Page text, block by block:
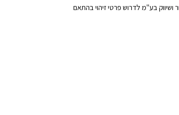
בע"מ לדרוש פרטי זיהוי בהתאם